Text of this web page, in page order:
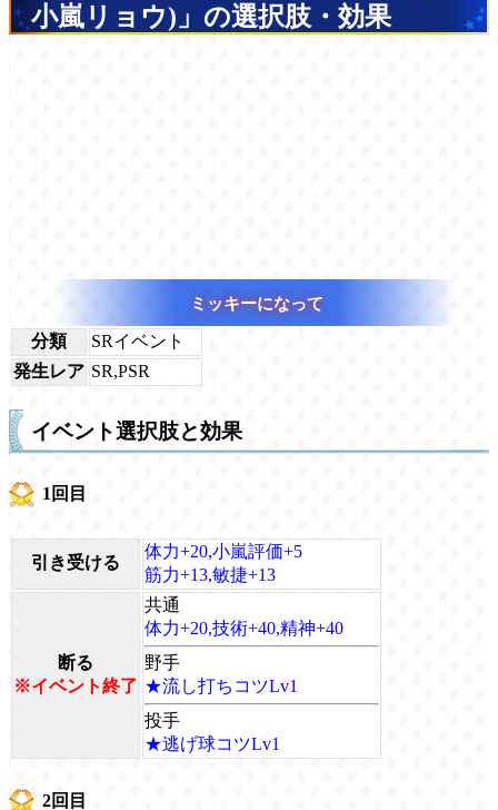
小嵐リョウ)」の選択肢・効果
ミッキーになって
分類
SRイベント
発生レア SR,PSR
イベント選択肢と効果
1回目
引き受ける
体力+20,小嵐評価+5
筋力+13,敏捷+13
断る
※イベント終了
共通
体力+20,技術+40,精神+40
野手
★流し打ちコツLv1
投手
★逃げ球コツLv1
2回目